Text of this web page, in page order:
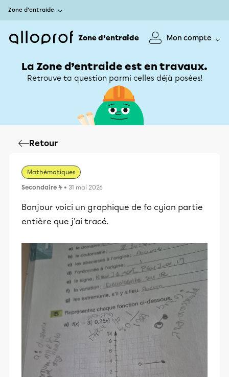
Zone d’entraide
Zone d’entraide Mon compte
La Zone d’entraide est en travaux.
Retrouve ta question parmi celles déjà posées!
Retour
Mathématiques
Secondaire 4 • 31 mai 2026
Bonjour voici un graphique de fo cyion partie
entière que j'ai tracé.